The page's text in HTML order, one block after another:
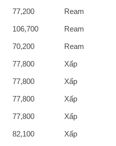
77,200 Ream
106,700 Ream
70,200 Ream
77,800 Xấp
77,800 Xấp
77,800 Xấp
77,800 Xấp
82,100 Xấp